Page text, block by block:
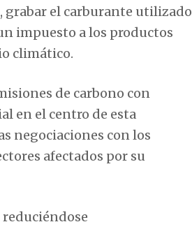
grabar el carburante utilizado
impuesto a los productos
climático.
de carbono con
en el centro de esta
negociaciones con los
afectados por su